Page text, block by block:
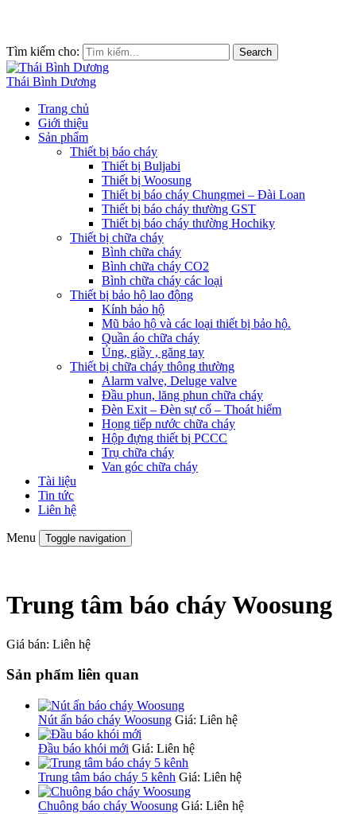
Tìm kiếm cho: Search
Thái Bình Dương
Trang chủ
Giới thiệu
Sản phẩm
Thiết bị báo cháy
Thiết bị Buljabi
Thiết bị Woosung
Thiết bị báo cháy Chungmei – Đài Loan
Thiết bị báo cháy thường GST
Thiết bị báo cháy thường Hochiky
Thiết bị chữa cháy
Bình chữa cháy
Bình chữa cháy CO2
Bình chữa cháy các loại
Thiết bị bảo hộ lao động
Kính bảo hộ
Mũ bảo hộ và các loại thiết bị bảo hộ.
Quần áo chữa cháy
Ủng, giầy , găng tay
Thiết bị chữa cháy thông thường
Alarm valve, Deluge valve
Đầu phun, lăng phun chữa cháy
Đèn Exit – Đèn sự cố – Thoát hiểm
Họng tiếp nước chữa cháy
Hộp đựng thiết bị PCCC
Trụ chữa cháy
Van góc chữa cháy
Tài liệu
Tin tức
Liên hệ
Menu Toggle navigation
Trung tâm báo cháy Woosung
Giá bán: Liên hệ
Sản phẩm liên quan
Nút ấn báo cháy Woosung Giá: Liên hệ
Đầu báo khói mới Giá: Liên hệ
Trung tâm báo cháy 5 kênh Giá: Liên hệ
Chuông báo cháy Woosung Giá: Liên hệ